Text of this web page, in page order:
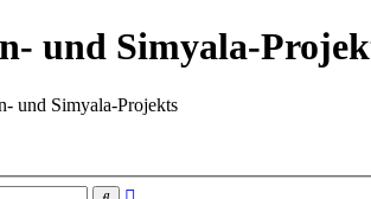
und Simyala-
und Simyala-Projekts